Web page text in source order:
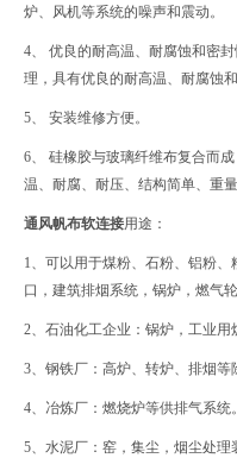
炉、风机等系统的噪声和震动。
4、 优良的耐高温、耐腐蚀和密
理，具有优良的耐高温、耐腐蚀和
5、 安装维修方便。
6、 硅橡胶与玻璃纤维布复合而
温、耐腐、耐压、结构简单、重
通风帆布软连接用途：
1、可以用于煤粉、石粉、铝粉
口，建筑排烟系统，锅炉，燃气
2、石油化工企业：锅炉，工业用
3、钢铁厂：高炉、转炉、排烟等
4、冶炼厂：燃烧炉等供排气系统。
5、水泥厂：窑，集尘，烟尘处理